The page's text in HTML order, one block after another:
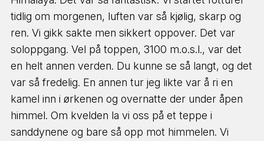
tidlig om morgenen, luften var så kjølig, skarp og
ren. Vi gikk sakte men sikkert oppover. Det var
soloppgang. Vel på toppen, 3100 m.o.s.l., var det
en helt annen verden. Du kunne se så langt, og det
var så fredelig. En annen tur jeg likte var å ri en
kamel inn i ørkenen og overnatte der under åpen
himmel. Om kvelden la vi oss på et teppe i
sanddynene og bare så opp mot himmelen. Vi